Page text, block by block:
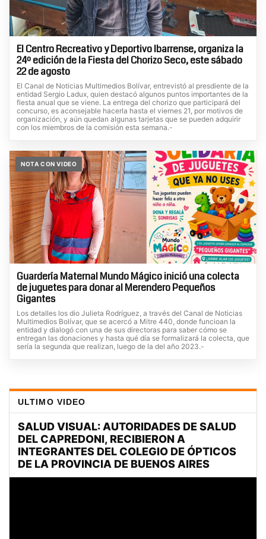
El Centro Recreativo y Deportivo Ibarrense, organiza la
24º edición de la Fiesta del Chorizo Seco, este sábado
22 de agosto
El Canal de Noticias Multimedios Bolívar, entrevistó al presdiente de la
entidad Sergio Ladux, quien destacó algunos puntos importantes de la
fiesta anual que se viene. La entrega del chorizo que participará del
concurso, es aconsejable hacerla hasta el viernes 21, por motivos de
organización, y aún quedan algunas tarjetas que se pueden adquirir
con los miembros de la comisión esta semana.-
NOTA CON VIDEO
Guardería Maternal Mundo Mágico inició una colecta
de juguetes para donar al Merendero Pequeños
Gigantes
Los detalles los dio Julieta Rodríguez, a través del Canal de Noticias
Multimedios Bolívar, que se acercó a Mitre 440, donde funcioan la
entidad y dialogó con una de sus directoras para saber cómo se
entregan las donaciones y hasta qué día se formalizará la colecta, que
sería la segunda que realizan, luego de la del año 2023.-
ULTIMO VIDEO